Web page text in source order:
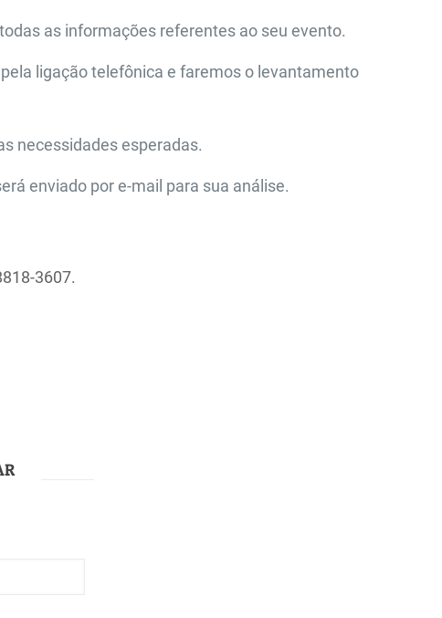
as informações referentes ao seu evento.
ligação telefônica e faremos o levantamento
necessidades esperadas.
enviado por e-mail para sua análise.
3607.